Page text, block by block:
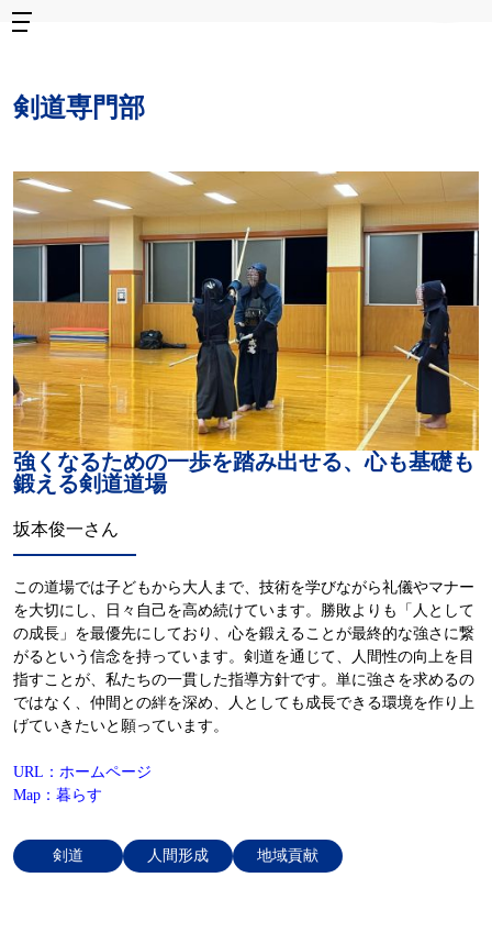
剣道専門部
強くなるための一歩を踏み出せる、心も基礎も
鍛える剣道道場
坂本俊一さん
この道場では子どもから大人まで、技術を学びながら礼儀やマナー
を大切にし、日々自己を高め続けています。勝敗よりも「人として
の成長」を最優先にしており、心を鍛えることが最終的な強さに繋
がるという信念を持っています。剣道を通じて、人間性の向上を目
指すことが、私たちの一貫した指導方針です。単に強さを求めるの
ではなく、仲間との絆を深め、人としても成長できる環境を作り上
げていきたいと願っています。
URL：ホームページ
Map：暮らす
剣道 人間形成 地域貢献